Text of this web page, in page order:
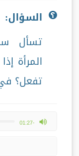
السؤال:
تسأل
المرأة
تفعل؟
-01:27
volume